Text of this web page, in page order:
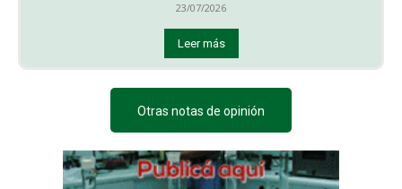
23/07/2026
Leer más
Otras notas de opinión